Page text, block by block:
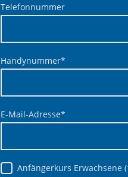
Telefonnummer
Handynummer*
E-Mail-Adresse*
Anfängerkurs Erwachsene